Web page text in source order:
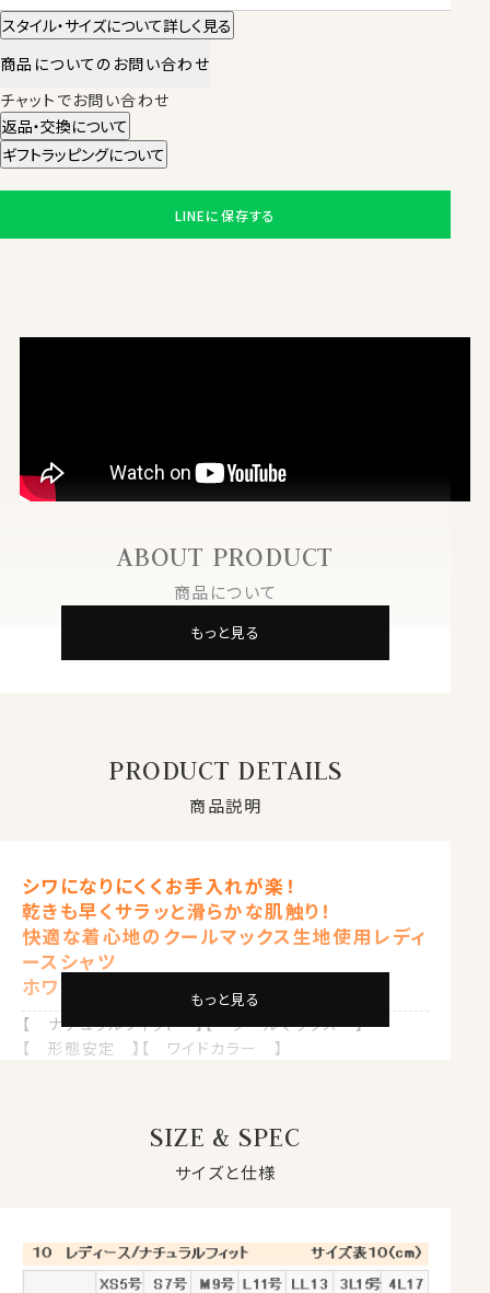
スタイル・サイズについて詳しく見る
商品についてのお問い合わせ
チャットでお問い合わせ
返品・交換について
ギフトラッピングについて
LINEに保存する
ABOUT PRODUCT
商品について
もっと見る
PRODUCT DETAILS
商品説明
シワになりにくくお手入れが楽！
乾きも早くサラッと滑らかな肌触り！
快適な着心地のクールマックス生地使用レディ
ースシャツ
ホワイト 白
【 ナチュラルフィット 】【 クールマックス 】
【 形態安定 】【 ワイドカラー 】
・形態安定性をあわせ持ちシワになりにくい。
・吸水速乾性に優れ汗を吸ってすぐ乾く！
もっと見る
SIZE & SPEC
サイズと仕様